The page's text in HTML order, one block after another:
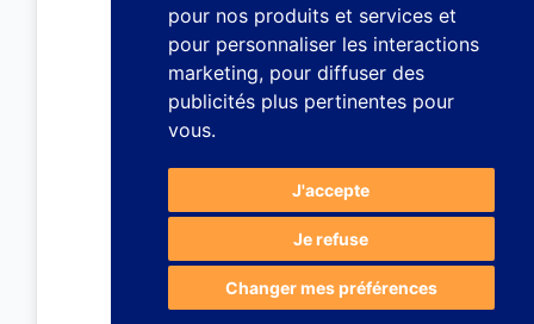
pour nos produits et services et
pour personnaliser les interactions
marketing, pour diffuser des
publicités plus pertinentes pour
vous.
J'accepte
Je refuse
Changer mes préférences